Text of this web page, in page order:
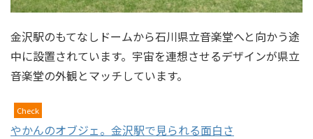
金沢駅のもてなしドームから石川県立音楽堂へと向かう途
中に設置されています。宇宙を連想させるデザインが県立
音楽堂の外観とマッチしています。
Check
やかんのオブジェ。金沢駅で見られる面白さ